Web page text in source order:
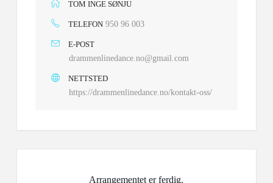
TOM INGE SØNJU
TELEFON 950 96 003
E-POST
drammenlinedance.no@gmail.com
NETTSTED
https://drammenlinedance.no/kontakt-oss/
Arrangementet er ferdig.